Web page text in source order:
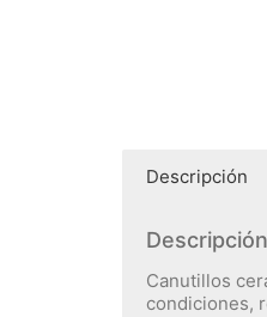
Descripción
Descripción
Canutillos
condiciones,